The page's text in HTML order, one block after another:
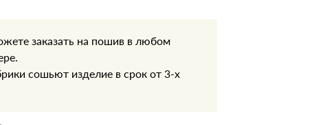
заказать на пошив в любом
сошьют изделие в срок от 3-х